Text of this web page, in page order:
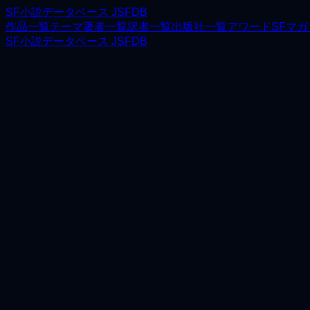
SF小説データベース JSFDB
作品一覧テーマ著者一覧訳者一覧出版社一覧アワードSFマガ
SF小説データベース JSFDB